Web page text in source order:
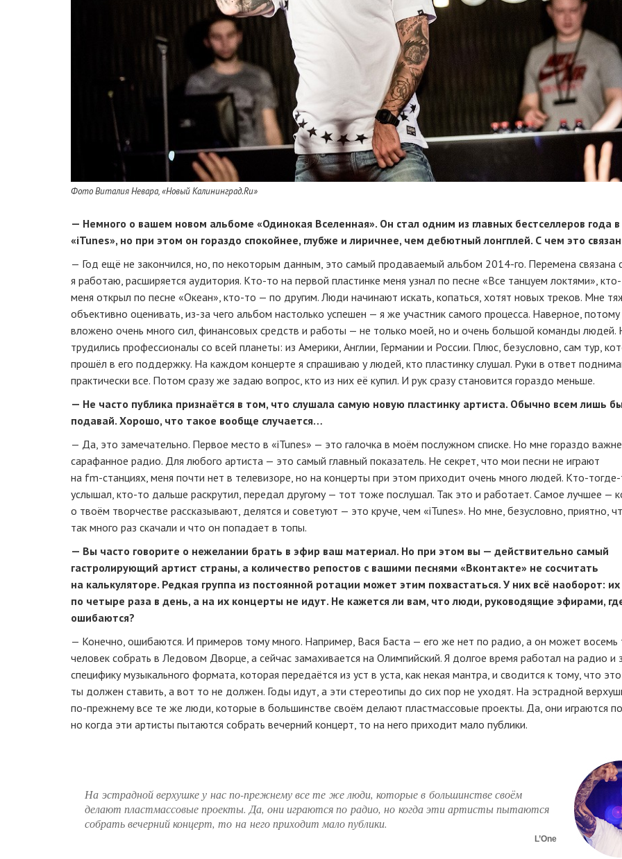
Фото Виталия Невара, «Новый Калининград.Ru»
— Немного о вашем новом альбоме «Одинокая Вселенная». Он стал одним из главных бестселлеров года
«iTunes», но при этом он гораздо спокойнее, глубже и лиричнее, чем дебютный лонгплей. С чем это
— Год ещё не закончился, но, по некоторым данным, это самый продаваемый альбом 2014-го. Перемена связана
я работаю, расширяется аудитория. Кто-то на первой пластинке меня узнал по песне «Все танцуем локтями»,
меня открыл по песне «Океан», кто-то — по другим. Люди начинают искать, копаться, хотят новых треков. Мне
объективно оценивать, из-за чего альбом настолько успешен — я же участник самого процесса. Наверное,
вложено очень много сил, финансовых средств и работы — не только моей, но и очень большой команды людей.
трудились профессионалы со всей планеты: из Америки, Англии, Германии и России. Плюс, безусловно, сам тур,
прошёл в его поддержку. На каждом концерте я спрашиваю у людей, кто пластинку слушал. Руки в ответ
практически все. Потом сразу же задаю вопрос, кто из них её купил. И рук сразу становится гораздо меньше.
— Не часто публика признаётся в том, что слушала самую новую пластинку артиста. Обычно всем лишь
подавай. Хорошо, что такое вообще случается…
— Да, это замечательно. Первое место в «iTunes» — это галочка в моём послужном списке. Но мне гораздо
сарафанное радио. Для любого артиста — это самый главный показатель. Не секрет, что мои песни не играют
на fm-станциях, меня почти нет в телевизоре, но на концерты при этом приходит очень много людей. Кто-то
услышал, кто-то дальше раскрутил, передал другому — тот тоже послушал. Так это и работает. Самое лучшее —
о твоём творчестве рассказывают, делятся и советуют — это круче, чем «iTunes». Но мне, безусловно, приятно,
так много раз скачали и что он попадает в топы.
— Вы часто говорите о нежелании брать в эфир ваш материал. Но при этом вы — действительно самый
гастролирующий артист страны, а количество репостов с вашими песнями «Вконтакте» не сосчитать
на калькуляторе. Редкая группа из постоянной ротации может этим похвастаться. У них всё наоборот:
по четыре раза в день, а на их концерты не идут. Не кажется ли вам, что люди, руководящие эфирами,
ошибаются?
— Конечно, ошибаются. И примеров тому много. Например, Вася Баста — его же нет по радио, а он может восемь
человек собрать в Ледовом Дворце, а сейчас замахивается на Олимпийский. Я долгое время работал на радио и
специфику музыкального формата, которая передаётся из уст в уста, как некая мантра, и сводится к тому, что это
ты должен ставить, а вот то не должен. Годы идут, а эти стереотипы до сих пор не уходят. На эстрадной
по-прежнемувсе те же люди, которые в большинстве своём делают пластмассовые проекты. Да, они играются
но когда эти артисты пытаются собрать вечерний концерт, то на него приходит мало публики.
На эстрадной верхушке у наспо-прежнемувсе те же люди, которые в большинстве своём
делают пластмассовые проекты. Да, они играются по радио, но когда эти артисты пытаются
собрать вечерний концерт, то на него приходит мало публики.
L’One